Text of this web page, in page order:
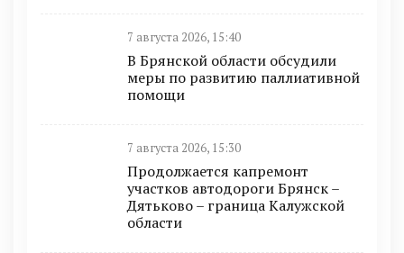
7 августа 2026, 15:40
В Брянской области обсудили
меры по развитию паллиативной
помощи
7 августа 2026, 15:30
Продолжается капремонт
участков автодороги Брянск –
Дятьково – граница Калужской
области